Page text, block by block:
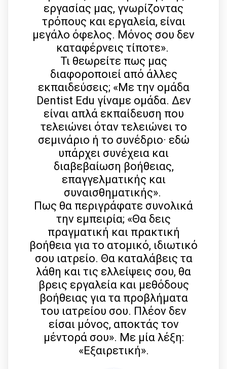
εργασίας μας, γνωρίζοντας
τρόπους και εργαλεία, είναι
μεγάλο όφελος. Μόνος σου δεν
καταφέρνεις τίποτε».
Τι θεωρείτε πως μας
διαφοροποιεί από άλλες
εκπαιδεύσεις; «Με την ομάδα
Dentist Edu γίναμε ομάδα. Δεν
είναι απλά εκπαίδευση που
τελειώνει όταν τελειώνει το
σεμινάριο ή το συνέδριο· εδώ
υπάρχει συνέχεια και
διαβεβαίωση βοήθειας,
επαγγελματικής και
συναισθηματικής».
Πως θα περιγράφατε συνολικά
την εμπειρία; «Θα δεις
πραγματική και πρακτική
βοήθεια για το ατομικό, ιδιωτικό
σου ιατρείο. Θα καταλάβεις τα
λάθη και τις ελλείψεις σου, θα
βρεις εργαλεία και μεθόδους
βοήθειας για τα προβλήματα
του ιατρείου σου. Πλέον δεν
είσαι μόνος, αποκτάς τον
μέντορά σου». Με μία λέξη:
«Εξαιρετική».